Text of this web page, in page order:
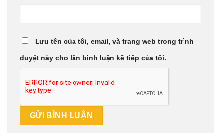
Lưu tên của tôi, email, và trang web trong trình
duyệt này cho lần bình luận kế tiếp của tôi.